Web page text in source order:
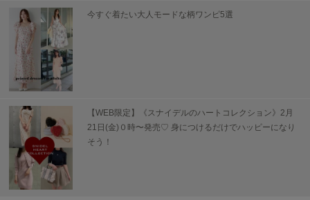
Stylevoice for xxx
スタイルヴォイスフォー
SUICOKE
スイコック
スペルガ
swanë
スワネ
今すぐ着たい大人モードな柄ワンピ5選
【WEB限定】《スナイデルのハートコレクション》2月
21日(金)０時〜発売♡ 身につけるだけでハッピーになり
そう！